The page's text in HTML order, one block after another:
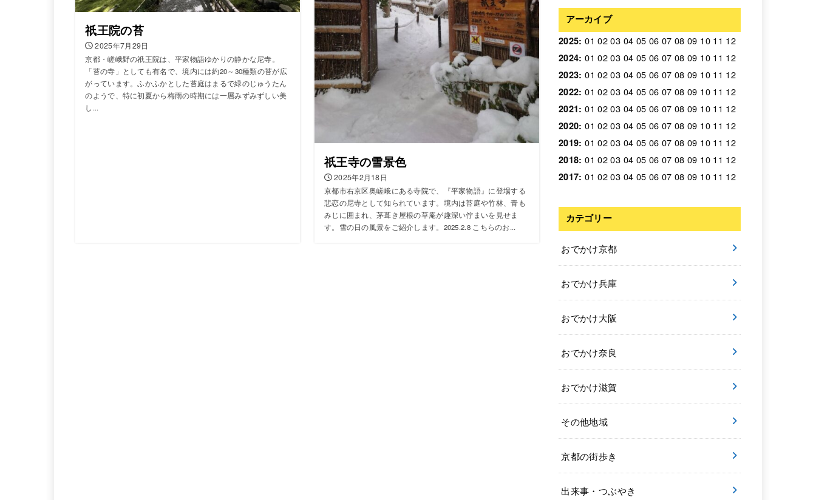
祇王院の苔
2025年7月29日
京都・嵯峨野の祇王院は、平家物語ゆかりの静かな尼寺。
「苔の寺」としても有名で、境内には約20～30種類の苔が広
がっています。ふかふかとした苔庭はまるで緑のじゅうたん
のようで、特に初夏から梅雨の時期には一層みずみずしい美
し...
祇王寺の雪景色
2025年2月18日
京都市右京区奥嵯峨にある寺院で、『平家物語』に登場する
悲恋の尼寺として知られています。境内は苔庭や竹林、青も
みじに囲まれ、茅葺き屋根の草庵が趣深い佇まいを見せま
す。雪の日の風景をご紹介します。2025.2.8 こちらのお...
アーカイブ
2025:01 02 03 04 05 06 07 08 09 10 11 12
2024:01 02 03 04 05 06 07 08 09 10 11 12
2023:01 02 03 04 05 06 07 08 09 10 11 12
2022:01 02 03 04 05 06 07 08 09 10 11 12
2021:01 02 03 04 05 06 07 08 09 10 11 12
2020:01 02 03 04 05 06 07 08 09 10 11 12
2019:01 02 03 04 05 06 07 08 09 10 11 12
2018:01 02 03 04 05 06 07 08 09 10 11 12
2017:01 02 03 04 05 06 07 08 09 10 11 12
カテゴリー
おでかけ京都
おでかけ兵庫
おでかけ大阪
おでかけ奈良
おでかけ滋賀
その他地域
京都の街歩き
出来事・つぶやき